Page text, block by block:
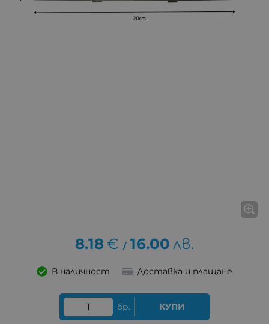
8.18€ / 16.00 лв.
В наличност Доставка и плащане
бр. КУПИ